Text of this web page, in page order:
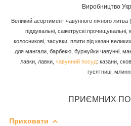
Виробництво
Великий асортимент чавунного пічного литва
піддувальні, сажетрускі
колосникові, засувки, плити під казан
для мангали, барбекю, буржуйки чавунні,
лавки, лавки, чавунний посуд: казани,
гусятниці,
ПРИЄМНИХ
Приховати